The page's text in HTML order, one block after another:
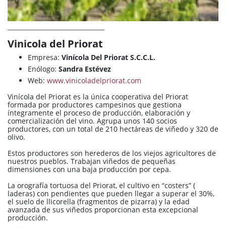
Vinicola del Priorat
Empresa: Vinícola Del Priorat S.C.C.L.
Enólogo: Sandra Estévez
Web: www.vinicoladelpriorat.com
Vinícola del Priorat es la única cooperativa del Priorat
formada por productores campesinos que gestiona
íntegramente el proceso de producción, elaboración y
comercialización del vino. Agrupa unos 140 socios
productores, con un total de 210 hectáreas de viñedo y 320 de
olivo.
Estos productores son herederos de los viejos agricultores de
nuestros pueblos. Trabajan viñedos de pequeñas
dimensiones con una baja producción por cepa.
La orografía tortuosa del Priorat, el cultivo en “costers” (
laderas) con pendientes que pueden llegar a superar el 30%,
el suelo de llicorella (fragmentos de pizarra) y la edad
avanzada de sus viñedos proporcionan esta excepcional
producción.